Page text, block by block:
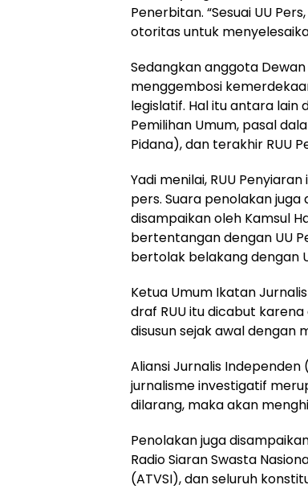
Penerbitan. “Sesuai UU
otoritas untuk
Sedangkan anggota
menggembosi
legislatif. Hal itu antara lain
Pemilihan Umum, pasal
Pidana), dan terakhir RUU
Yadi menilai, RUU
pers. Suara penolakan
disampaikan oleh Kamsul
bertentangan dengan UU
bertolak belakang dengan
Ketua Umum Ikatan
draf RUU itu dicabut
disusun sejak awal dengan
Aliansi Jurnalis
jurnalisme investigatif
dilarang, maka akan
Penolakan juga
Radio Siaran Swasta
(ATVSI), dan seluruh